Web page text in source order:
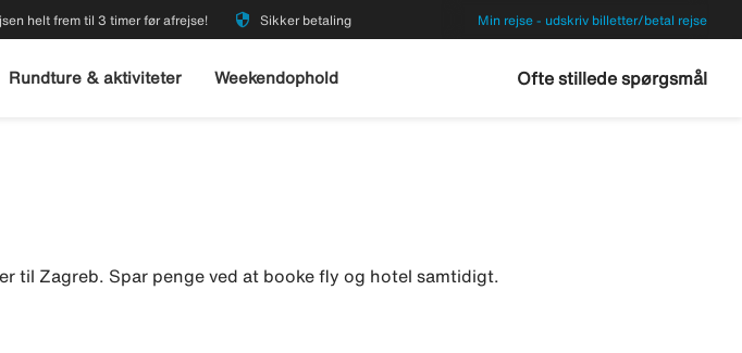
helt frem til 3 timer før afrejse! security Sikker betaling Min rejse - udskriv billetter/betal rejse
Rundture & aktiviteter Weekendophold Ofte stillede spørgsmål
til Zagreb. Spar penge ved at booke fly og hotel samtidigt.